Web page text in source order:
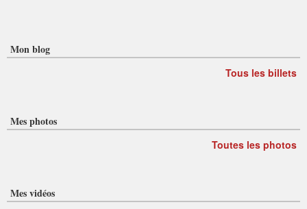
Mon blog
Tous les billets
Mes photos
Toutes les photos
Mes vidéos